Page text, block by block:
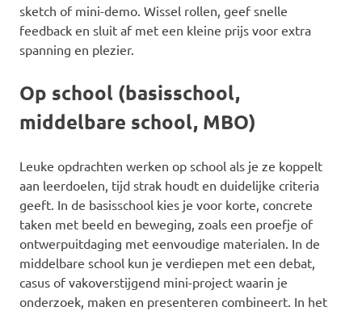
sketch of mini-demo. Wissel rollen, geef snelle
feedback en sluit af met een kleine prijs voor extra
spanning en plezier.
Op school (basisschool,
middelbare school, MBO)
Leuke opdrachten werken op school als je ze koppelt
aan leerdoelen, tijd strak houdt en duidelijke criteria
geeft. In de basisschool kies je voor korte, concrete
taken met beeld en beweging, zoals een proefje of
ontwerpuitdaging met eenvoudige materialen. In de
middelbare school kun je verdiepen met een debat,
casus of vakoverstijgend mini-project waarin je
onderzoek, maken en presenteren combineert. In het